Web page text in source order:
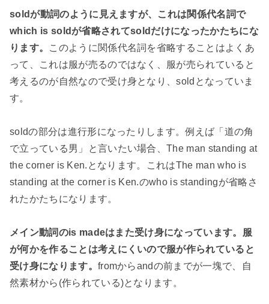
soldが動詞のように見えますが、これは関係代名詞で
which is soldが省略されてsoldだけになったかたちにな
ります。
このように関係代名詞を省略することはよくあ
って、これは服が売るのではなく、服が売られていると
考えるのが自然なので受け身となり、soldとなっていま
す。
soldの部分は進行形になったりします。例えば「道の角
で立っている男」と言いたい場合、The man standing at
the corner is Ken.となります。これはThe man who is
standing at the corner is Ken.のwho is standingが省略さ
れたかたちになります。
メイン動詞のis madeはまた受け身になっています。服
が何かを作ることは考えにくいので服が作られていると
受け身になります。 fromからandの前までが一塊で、自
然素材から(作られている)となります。